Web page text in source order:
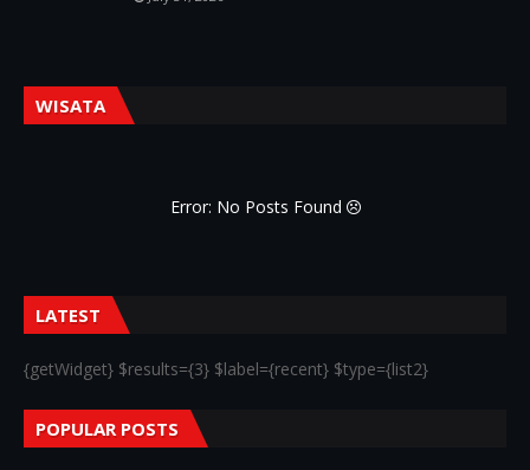
WISATA
Error: No Posts Found
LATEST
{getWidget} $results={3} $label={recent} $type={list2}
POPULAR POSTS